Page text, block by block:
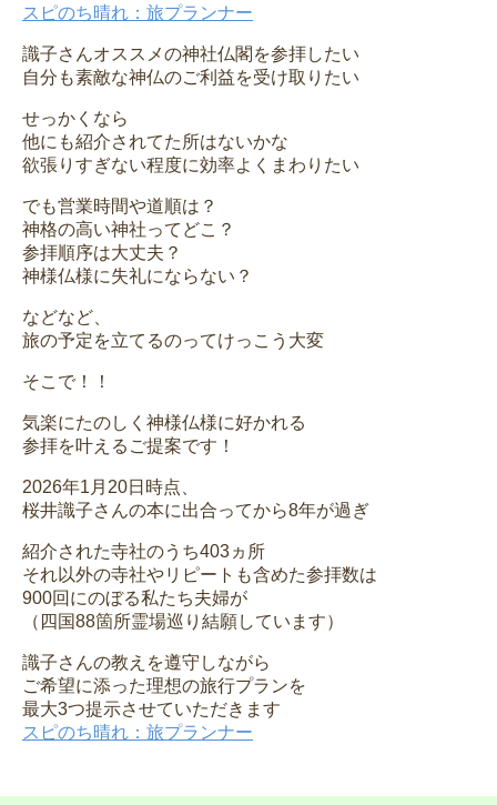
スピのち晴れ：旅プランナー
識子さんオススメの神社仏閣を参拝したい
自分も素敵な神仏のご利益を受け取りたい
せっかくなら
他にも紹介されてた所はないかな
欲張りすぎない程度に効率よくまわりたい
でも営業時間や道順は？
神格の高い神社ってどこ？
参拝順序は大丈夫？
神様仏様に失礼にならない？
などなど、
旅の予定を立てるのってけっこう大変
そこで！！
気楽にたのしく神様仏様に好かれる
参拝を叶えるご提案です！
2026年1月20日時点、
桜井識子さんの本に出合ってから8年が過ぎ
紹介された寺社のうち403ヵ所
それ以外の寺社やリピートも含めた参拝数は
900回にのぼる私たち夫婦が
（四国88箇所霊場巡り結願しています）
識子さんの教えを遵守しながら
ご希望に添った理想の旅行プランを
最大3つ提示させていただきます
スピのち晴れ：旅プランナー